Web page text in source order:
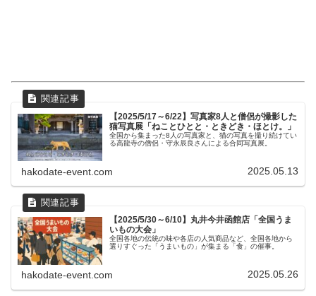
【2025/5/17～6/22】写真家8人と僧侶が撮影した
猫写真展「ねことひとと・ときどき・ほとけ。」
全国から集まった8人の写真家と、猫の写真を撮り続けてい
る高龍寺の僧侶・守永辰良さんによる合同写真展。
hakodate-event.com 2025.05.13
【2025/5/30～6/10】丸井今井函館店「全国うま
いもの大会」
全国各地の伝統の味や各店の人気商品など、全国各地から
選りすぐった「うまいもの」が集まる「食」の催事。
hakodate-event.com 2025.05.26